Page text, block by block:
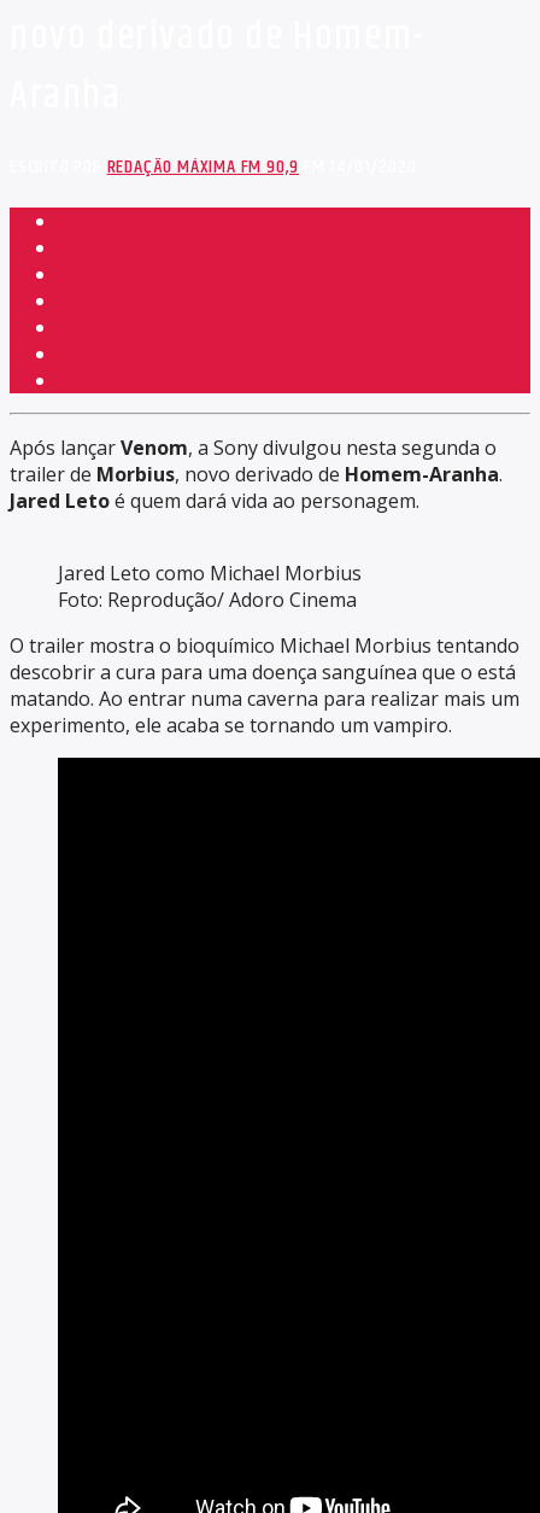
ESCRITO PORREDAÇÃO MÁXIMA FM 90,9EM 14/01/2020
Após lançarVenom, a Sony divulgou nesta segunda o
trailer de Morbius, novo derivado de Homem-Aranha.
Jared Letoé quem dará vida ao personagem.
Jared Leto como Michael Morbius
Foto: Reprodução/ Adoro Cinema
O trailer mostra o bioquímico Michael Morbius tentando
descobrir a cura para uma doença sanguínea que o está
matando. Ao entrar numa caverna para realizar mais um
experimento, ele acaba se tornando um vampiro.